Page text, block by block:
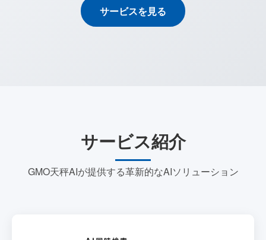
サービスを見る
サービス紹介
GMO天秤AIが提供する革新的なAIソリューション